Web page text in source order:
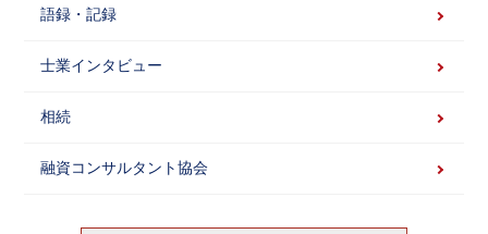
語録・記録
士業インタビュー
相続
融資コンサルタント協会